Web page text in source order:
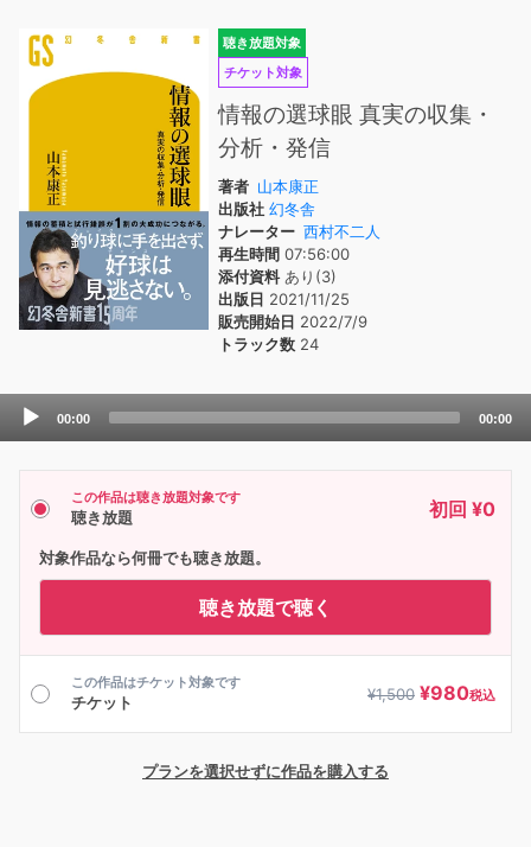
聴き放題対象
チケット対象
情報の選球眼 真実の収集・
分析・発信
著者 山本康正
出版社 幻冬舎
ナレーター 西村不二人
再生時間 07:56:00
添付資料あり(3)
出版日 2021/11/25
販売開始日 2022/7/9
トラック数 24
Audio
00:00 00:00
この作品は聴き放題対象です
聴き放題 初回 ¥0
対象作品なら何冊でも聴き放題。
聴き放題で聴く
この作品はチケット対象です
チケット ¥1,500 ¥980税込
プランを選択せずに作品を購入する